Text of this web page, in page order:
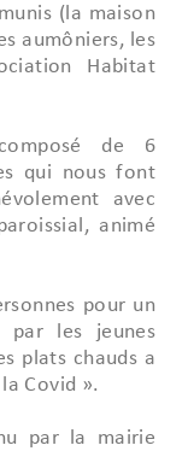
(la maison
aumôniers, les
Habitat
de 6
qui nous font
avec
animé
pour un
par les jeunes
plats chauds a
Covid ».
par la mairie